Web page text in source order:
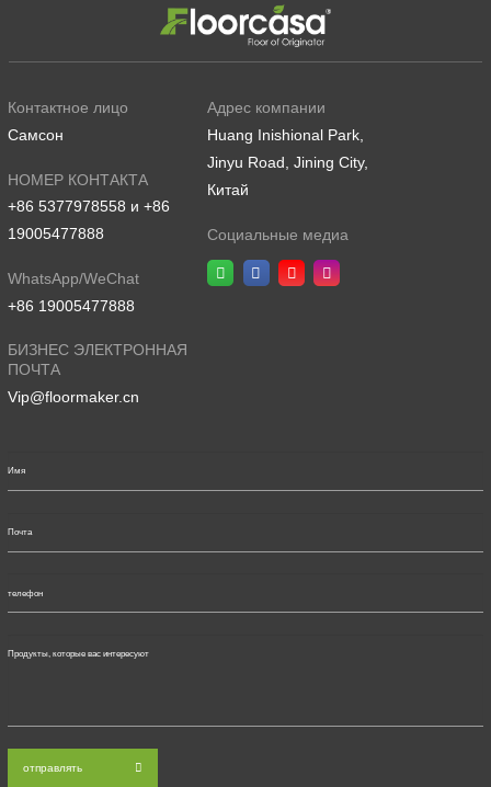
Контактное лицо
Самсон
НОМЕР КОНТАКТА
+86 5377978558 и +86
19005477888
WhatsApp/WeChat
+86 19005477888
БИЗНЕС ЭЛЕКТРОННАЯ
ПОЧТА
Vip@floormaker.cn
Адрес компании
Huang Inishional Park,
Jinyu Road, Jining City,
Китай
Социальные медиа
отправлять